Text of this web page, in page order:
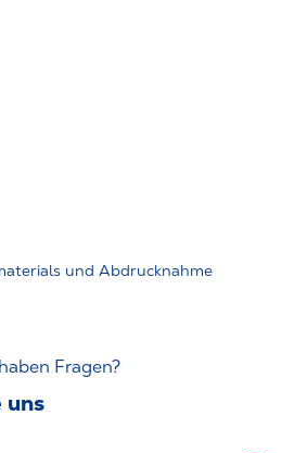
und Abdrucknahme
Fragen?
uns